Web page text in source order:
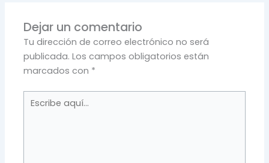
Dejar un comentario
Tu dirección de correo electrónico no será
publicada. Los campos obligatorios están
marcados con *
Escribe